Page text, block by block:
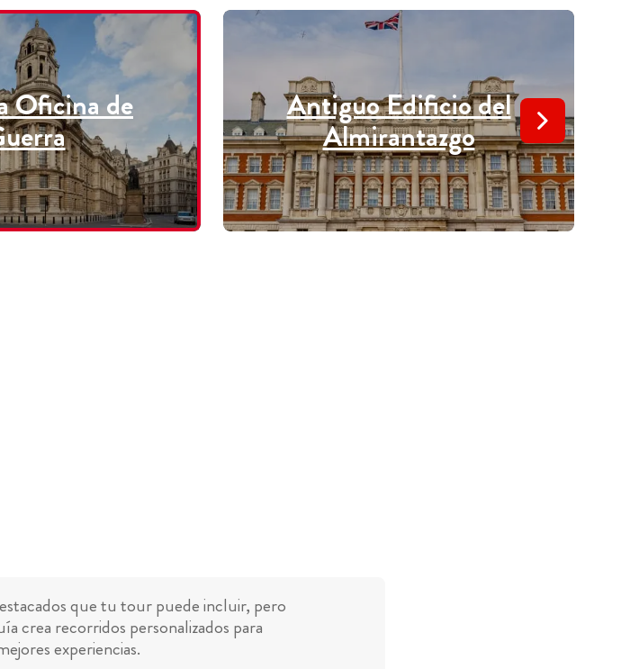
Oficina de Antiguo Edificio del
Almirantazgo
que tu tour puede incluir, pero
crea recorridos personalizados para
experiencias.